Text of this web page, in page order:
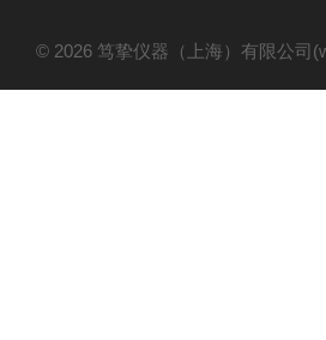
© 2026 笃挚仪器（上海）有限公